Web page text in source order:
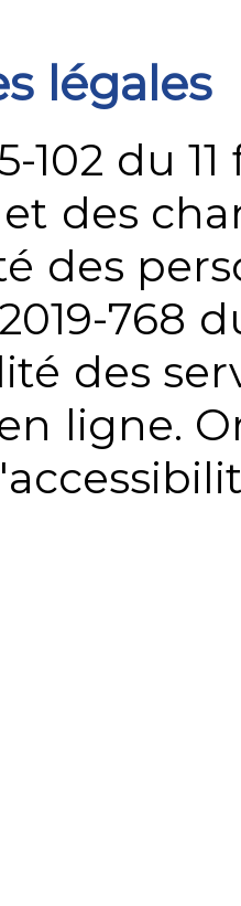
légales
102 du
des
des
768
des
ligne.